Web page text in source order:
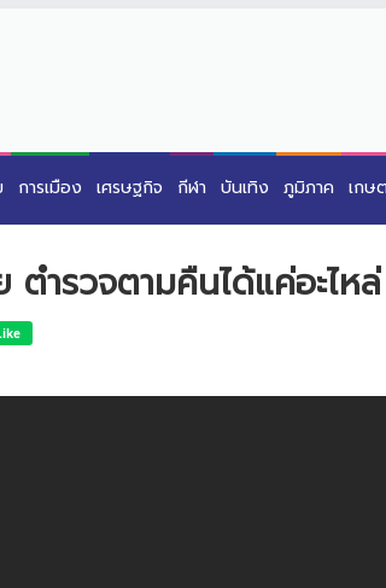
การเมือง เศรษฐกิจ กีฬา บันเทิง ภูมิภาค เกษ
ตำรวจตามคืนได้แค่อะไหล่